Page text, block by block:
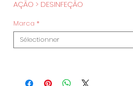
AÇÃO > DESINFEÇÃO
Marca *
Sélectionner